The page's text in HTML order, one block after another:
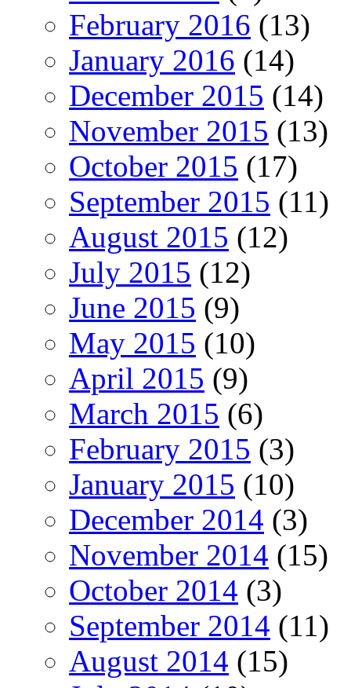
February 2016 (13)
January 2016 (14)
December 2015 (14)
November 2015 (13)
October 2015 (17)
September 2015 (11)
August 2015 (12)
July 2015 (12)
June 2015 (9)
May 2015 (10)
April 2015 (9)
March 2015 (6)
February 2015 (3)
January 2015 (10)
December 2014 (3)
November 2014 (15)
October 2014 (3)
September 2014 (11)
August 2014 (15)